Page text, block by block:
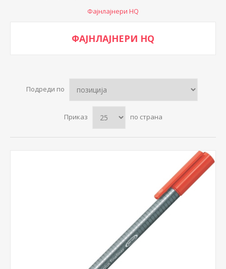
Фајнлајнери HQ
ФАЈНЛАЈНЕРИ HQ
Подреди по
Приказ по страна